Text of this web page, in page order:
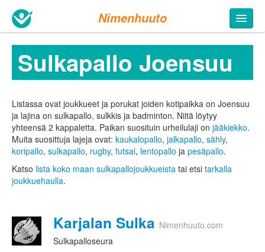
Nimenhuuto
Sulkapallo Joensuu
Listassa ovat joukkueet ja porukat joiden kotipaikka on Joensuu
ja lajina on sulkapallo, sulkkis ja badminton. Niitä löytyy
yhteensä 2 kappaletta. Paikan suosituin urheilulaji on jääkiekko.
Muita suosittuja lajeja ovat: kaukalopallo, jalkapallo, sähly,
koripallo, sulkapallo, rugby, futsal, lentopallo ja pesäpallo.
Katso lista koko maan sulkapallojoukkueista tai etsi tarkalla
joukkuehaulla.
Karjalan Sulka Nimenhuuto.com
Sulkapalloseura